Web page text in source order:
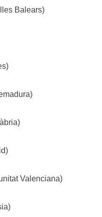
Balears)
Valenciana)